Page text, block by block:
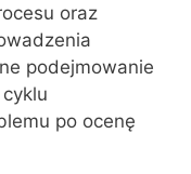
oraz
podejmowanie
po ocenę